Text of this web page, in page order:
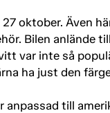
oktober. Även
Bilen anlände
var inte så
ha just den
anpassad till